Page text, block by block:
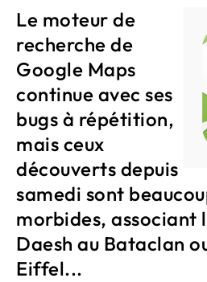
Le moteur de
recherche de
Google Maps
continue avec ses
bugs à répétition,
mais ceux
découverts depuis
samedi sont
morbides, associant
Daesh au Bataclan
Eiffel...